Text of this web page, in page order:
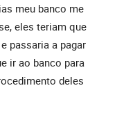
meu banco me
eles teriam que
passaria a pagar
ir ao banco para
deles